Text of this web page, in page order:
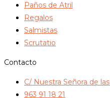
Paños de Atril
Regalos
Salmistas
Scrutatio
Contacto
C/ Nuestra Señora de
963 91 18 21